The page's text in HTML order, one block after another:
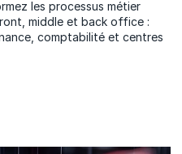
les processus métier
middle et back office :
comptabilité et centres